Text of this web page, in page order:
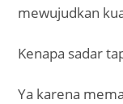
mewujudkan
Kenapa sadar
Ya karena